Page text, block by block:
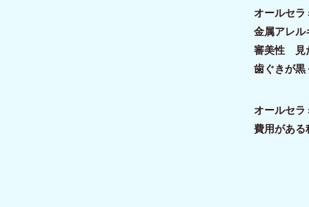
オールセ
金属アレル
審美性 見
歯ぐきが黒
オールセ
費用がある